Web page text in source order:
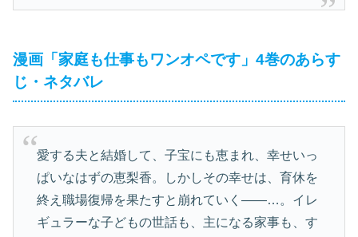
漫画「家庭も仕事もワンオペです」4巻のあらす
じ・ネタバレ
愛する夫と結婚して、子宝にも恵まれ、幸せいっ
ぱいなはずの恵梨香。しかしその幸せは、育休を
終え職場復帰を果たすと崩れていく――…。イレ
ギュラーな子どもの世話も、主になる家事も、す